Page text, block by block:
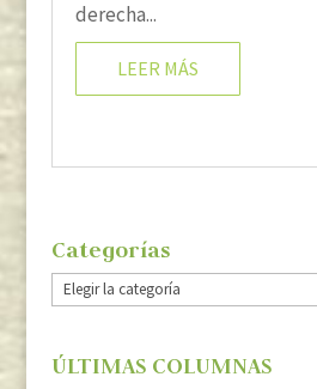
derecha...
LEER MÁS
Categorías
Categorías
ÚLTIMAS COLUMNAS